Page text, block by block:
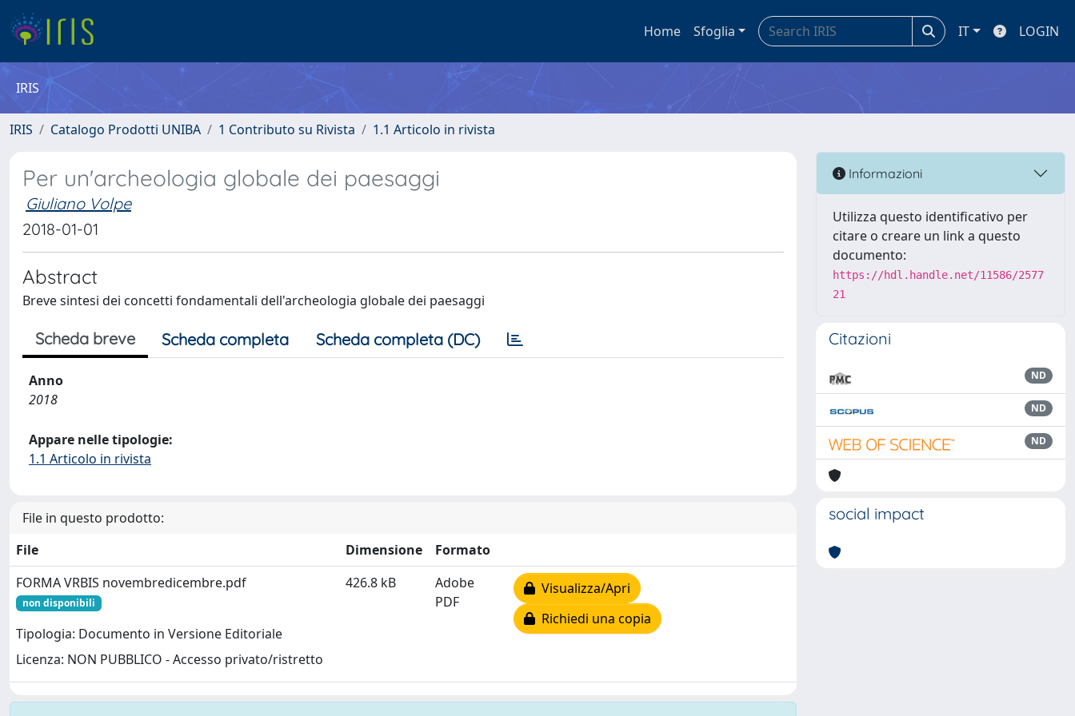
Home Sfoglia IT LOGIN
IRIS
IRIS Catalogo Prodotti UNIBA 1 Contributo su Rivista 1.1 Articolo in rivista
Per un'archeologia globale dei paesaggi
Giuliano Volpe
2018-01-01
Abstract
Breve sintesi dei concetti fondamentali dell'archeologia globale dei paesaggi
Scheda breve Scheda completa Scheda completa (DC)
Anno
2018
Appare nelle tipologie:
1.1 Articolo in rivista
File in questo prodotto:
File
Dimensione
Formato
FORMA VRBIS novembredicembre.pdf
non disponibili
Tipologia: Documento in Versione Editoriale
Licenza: NON PUBBLICO - Accesso privato/ristretto
426.8 kB
Adobe
PDF
Visualizza/Apri
Richiedi una copia
Informazioni
Utilizza questo identificativo per
citare o creare un link a questo
documento:
https://hdl.handle.net/11586/2577
21
Citazioni
ND
ND
ND
social impact